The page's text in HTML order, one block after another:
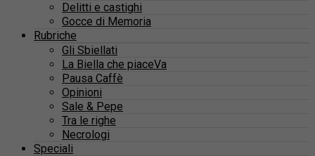
Delitti e castighi
Gocce di Memoria
Rubriche
Gli Sbiellati
La Biella che piaceVa
Pausa Caffè
Opinioni
Sale & Pepe
Tra le righe
Necrologi
Speciali